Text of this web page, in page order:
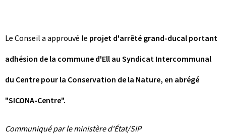
Le Conseil a approuvé le projet d'arrêté grand-ducal portant
adhésion de la commune d'Ell au Syndicat Intercommunal
du Centre pour la Conservation de la Nature, en abrégé
"SICONA-Centre".
Communiqué par le ministère d'État/SIP